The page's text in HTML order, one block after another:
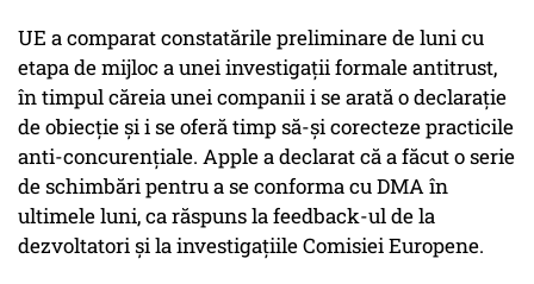
UE a comparat constatările preliminare de luni cu
etapa de mijloc a unei investigații formale antitrust,
în timpul căreia unei companii i se arată o declarație
de obiecție și i se oferă timp să-și corecteze practicile
anti-concurențiale. Apple a declarat că a făcut o serie
de schimbări pentru a se conforma cu DMA în
ultimele luni, ca răspuns la feedback-ul de la
dezvoltatori și la investigațiile Comisiei Europene.